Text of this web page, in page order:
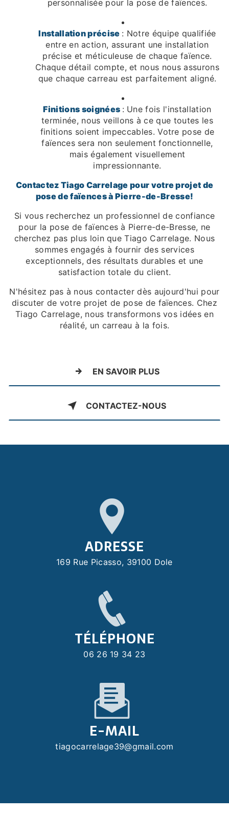
personnalisée pour la pose de faïences.
Installation précise : Notre équipe qualifiée
entre en action, assurant une installation
précise et méticuleuse de chaque faïence.
Chaque détail compte, et nous nous assurons
que chaque carreau est parfaitement aligné.
Finitions soignées : Une fois l'installation
terminée, nous veillons à ce que toutes les
finitions soient impeccables. Votre pose de
faïences sera non seulement fonctionnelle,
mais également visuellement
impressionnante.
Contactez Tiago Carrelage pour votre projet de
pose de faïences à Pierre-de-Bresse!
Si vous recherchez un professionnel de confiance
pour la pose de faïences à Pierre-de-Bresse, ne
cherchez pas plus loin que Tiago Carrelage. Nous
sommes engagés à fournir des services
exceptionnels, des résultats durables et une
satisfaction totale du client.
N'hésitez pas à nous contacter dès aujourd'hui pour
discuter de votre projet de pose de faïences. Chez
Tiago Carrelage, nous transformons vos idées en
réalité, un carreau à la fois.
EN SAVOIR PLUS
CONTACTEZ-NOUS
ADRESSE
169 Rue Picasso, 39100 Dole
TÉLÉPHONE
06 26 19 34 23
E-MAIL
tiagocarrelage39@gmail.com